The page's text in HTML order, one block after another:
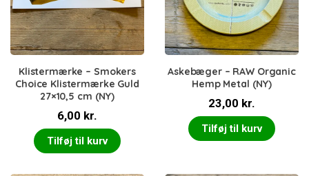
Klistermærke – Smokers
Choice Klistermærke Guld
27×10,5 cm (NY)
6,00 kr.
Tilføj til kurv
Askebæger – RAW Organic
Hemp Metal (NY)
23,00 kr.
Tilføj til kurv